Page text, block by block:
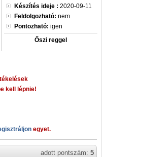
Készítés ideje : 2020-09-11
Feldolgozható: nem
Pontozható: igen
Őszi reggel
kell lépnie!
egyet.
adott pontszám: 5